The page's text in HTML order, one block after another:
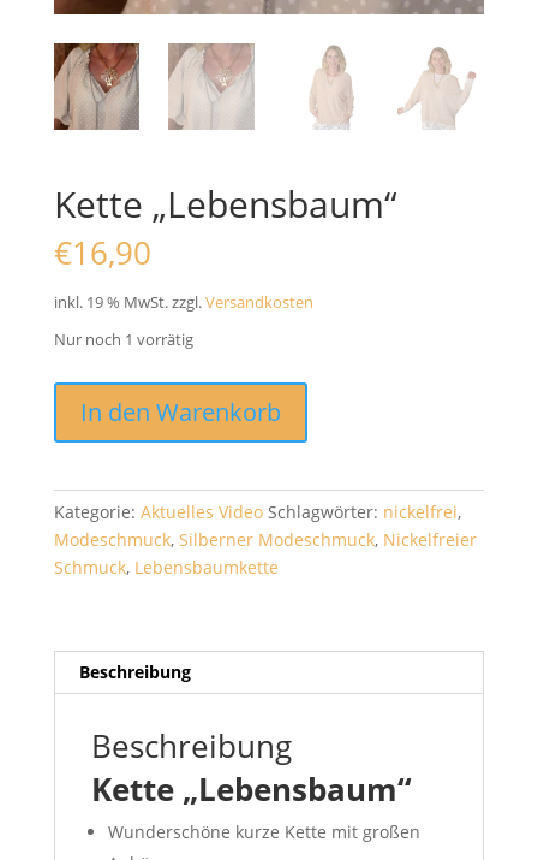
Kette „Lebensbaum“
€16,90
inkl. 19 % MwSt.zzgl.Versandkosten
Nur noch 1 vorrätig
"Lebensbaum"
Menge
In den Warenkorb
Kategorie: Aktuelles Video Schlagwörter: nickelfrei,
Modeschmuck, Silberner Modeschmuck, Nickelfreier
Schmuck, Lebensbaumkette
Beschreibung
Beschreibung
Kette „Lebensbaum“
Wunderschöne kurze Kette mit großen